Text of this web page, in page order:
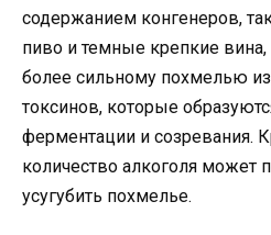
содержанием конгенеров,
пиво и темные крепкие
более сильному похмелью
токсинов, которые
ферментации и созревания.
количество алкоголя может
усугубить похмелье.